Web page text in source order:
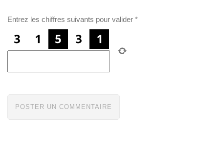
Entrez les chiffres suivants pour valider *